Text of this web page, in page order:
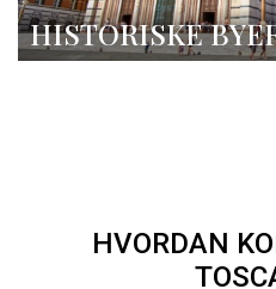
HISTORISKE
HVORDAN